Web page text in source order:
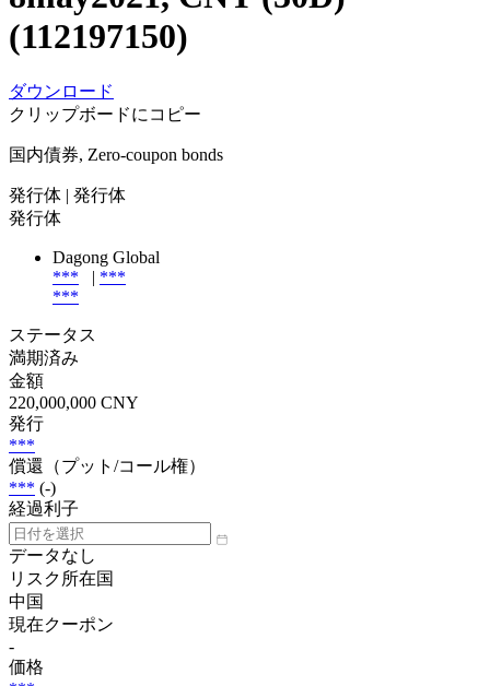
(112197150)
ダウンロード
クリップボードにコピー
国内債券, Zero-coupon bonds
発行体 | 発行体
発行体
Dagong Global
***
| ***
***
ステータス
満期済み
金額
220,000,000 CNY
発行
***
償還（プット/コール権）
*** (-)
経過利子
データなし
リスク所在国
中国
現在クーポン
-
価格